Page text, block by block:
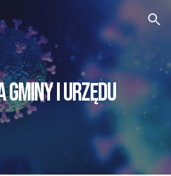
Skip to navigation
GMINY I URZĘDU